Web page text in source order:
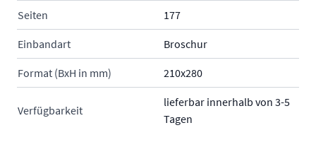
Seiten 177
Einbandart Broschur
Format (BxH in mm) 210x280
Verfügbarkeit
lieferbar innerhalb von 3-5
Tagen